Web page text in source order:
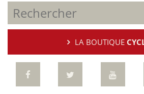
LA BOUTIQUE